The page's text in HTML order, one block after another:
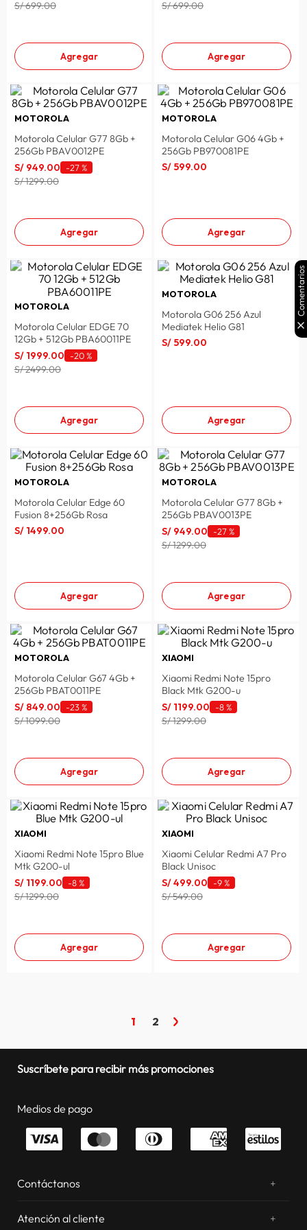
S/ 699.00
Agregar
S/ 699.00
Agregar
MOTOROLA
Motorola Celular G77 8Gb +
256Gb PBAV0012PE
S/ 949.00 -27 %
S/ 1299.00
Agregar
MOTOROLA
Motorola Celular G06 4Gb +
256Gb PB970081PE
S/ 599.00
Agregar
MOTOROLA
Motorola Celular EDGE 70
12Gb + 512Gb PBA60011PE
S/ 1999.00 -20 %
S/ 2499.00
Agregar
MOTOROLA
Motorola G06 256 Azul
Mediatek Helio G81
S/ 599.00
Agregar
MOTOROLA
Motorola Celular Edge 60
Fusion 8+256Gb Rosa
S/ 1499.00
Agregar
MOTOROLA
Motorola Celular G77 8Gb +
256Gb PBAV0013PE
S/ 949.00 -27 %
S/ 1299.00
Agregar
MOTOROLA
Motorola Celular G67 4Gb +
256Gb PBAT0011PE
S/ 849.00 -23 %
S/ 1099.00
Agregar
XIAOMI
Xiaomi Redmi Note 15pro
Black Mtk G200-u
S/ 1199.00 -8 %
S/ 1299.00
Agregar
XIAOMI
Xiaomi Redmi Note 15pro Blue
Mtk G200-ul
S/ 1199.00 -8 %
S/ 1299.00
Agregar
XIAOMI
Xiaomi Celular Redmi A7 Pro
Black Unisoc
S/499.00 -9 %
S/ 549.00
Agregar
1 2
Suscríbete para recibir más promociones
Medios de pago
Contáctanos +
Atención al cliente
+
Comentarios